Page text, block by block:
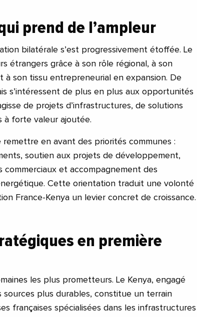
prend de l’ampleur
bilatérale s’est progressivement étoffée. Le
étrangers grâce à son rôle régional, à son
à son tissu entrepreneurial en expansion. De
s’intéressent de plus en plus aux opportunités
de projets d’infrastructures, de solutions
à forte valeur ajoutée.
remettre en avant des priorités communes :
soutien aux projets de développement,
commerciaux et accompagnement des
Cette orientation traduit une volonté
France-Kenya un levier concret de croissance.
en première
les plus prometteurs. Le Kenya, engagé
sources plus durables, constitue un terrain
françaises spécialisées dans les infrastructures